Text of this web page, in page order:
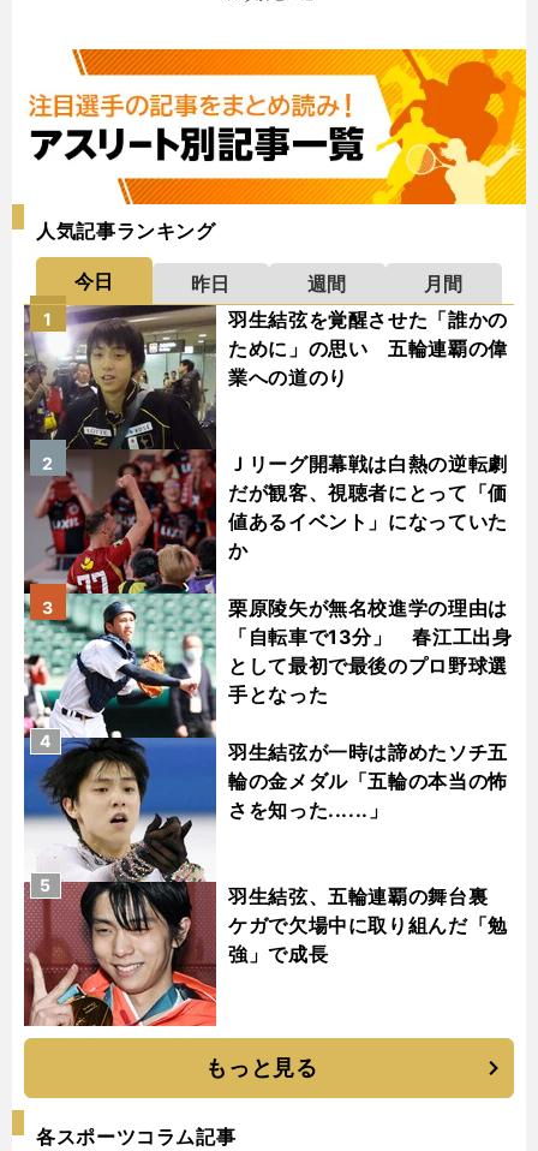
人気記事ランキング
今日 昨日 週間
月間
羽生結弦を覚醒させた「誰かの
ために」の思い 五輪連覇の偉
業への道のり
1
Ｊリーグ開幕戦は白熱の逆転劇
だが観客、視聴者にとって「価
値あるイベント」になっていた
か
2
栗原陵矢が無名校進学の理由は
「自転車で13分」 春江工出身
として最初で最後のプロ野球選
手となった
3
羽生結弦が一時は諦めたソチ五
輪の金メダル「五輪の本当の怖
さを知った......」
4
羽生結弦、五輪連覇の舞台裏
ケガで欠場中に取り組んだ「勉
強」で成長
5
もっと見る
各スポーツコラム記事